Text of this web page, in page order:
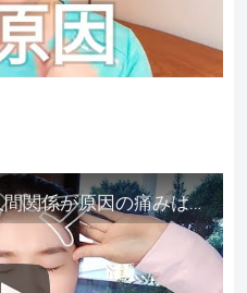
【知らないと苦しむ】人間関係が原因の痛みはトラウマ解除が必須。病院に行っても原因不明で治らない不調はこれをしてからケアしてみてください。